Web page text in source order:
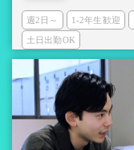
週2日～ 1-2年生歓迎
土日出勤OK